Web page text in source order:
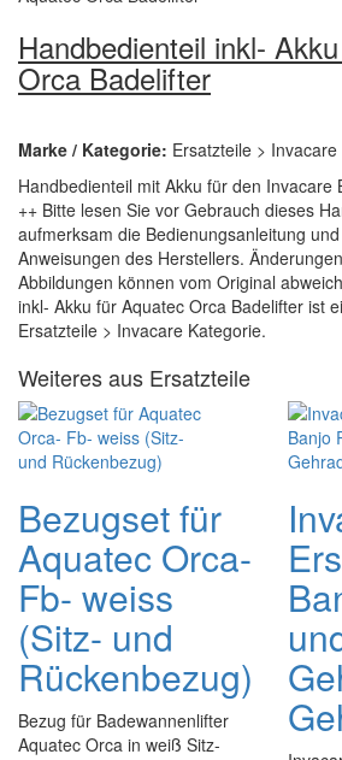
Handbedienteil inkl-
Orca Badelifter
Marke / Kategorie: Ersatzteile > Invacare
Handbedienteil mit Akku für den Invacare
++ Bitte lesen Sie vor Gebrauch dieses
aufmerksam die Bedienungsanleitung
Anweisungen des Herstellers.
Abbildungen können vom Original
inkl- Akku für Aquatec Orca Badelifter ist
Ersatzteile > Invacare Kategorie.
Weiteres aus Ersatzteile
Bezugset für
Aquatec Orca-
Fb- weiss
(Sitz- und
Rückenbezug)
Bezug für Badewannenlifter
Aquatec Orca in weiß Sitz-